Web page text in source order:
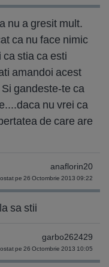
nu a gresit mult.
ca nu face nimic
stia ca esti
amandoi acest
gandeste-te ca
nu vrei ca
de care are
anaflorin20
pe 26 Octombrie 2013 09:22
sa stii
garbo262429
pe 26 Octombrie 2013 10:05